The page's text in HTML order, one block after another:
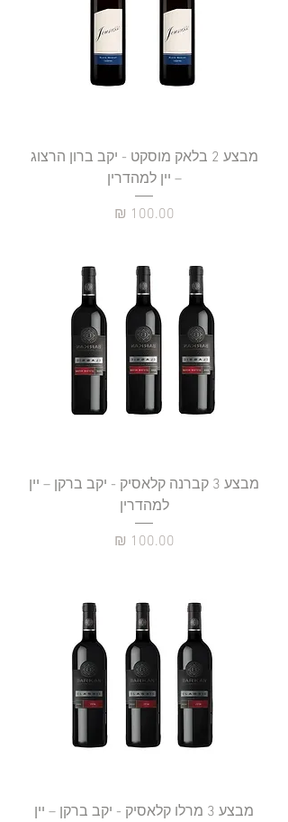
מבצע 2 בלאק מוסקט - יקב ברון הרצוג
– יין למהדרין
מחיר
מבצע 3 קברנה קלאסיק - יקב ברקן – יין
למהדרין
מחיר
מבצע 3 מרלו קלאסיק - יקב ברקן – יין